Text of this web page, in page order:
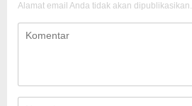
Alamat email Anda tidak akan dipublikasikan.